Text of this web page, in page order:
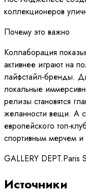
коллекционеров
Почему это важно
Коллаборация
активнее играют на
лайфстайл‑бренды.
локальные
релизы становятся
желанности вещи. А
европейского
спортивным мерчем
GALLERY DEPT.Paris
Источники